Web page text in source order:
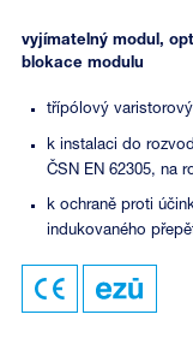
vyjímatelný modul,
blokace modulu
třípólový
k instalaci do
ČSN EN 62305, na
k ochraně proti
indukovaného